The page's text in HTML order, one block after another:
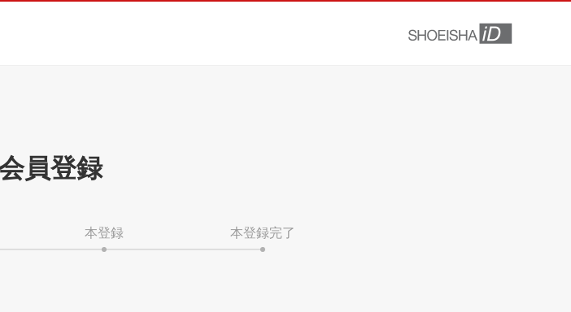
員登録
本登録 本登録完了